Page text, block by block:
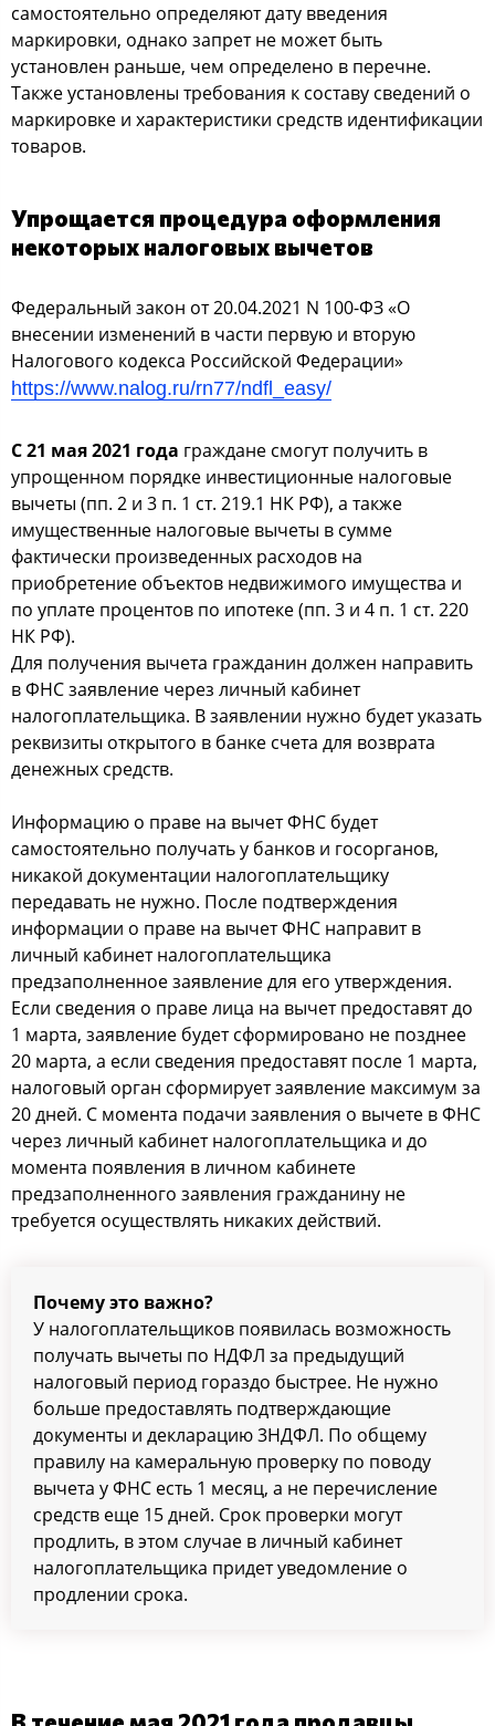
самостоятельно определяют дату введения
маркировки, однако запрет не может быть
установлен раньше, чем определено в перечне.
Также установлены требования к составу сведений о
маркировке и характеристики средств идентификации
товаров.
Упрощается процедура оформления
некоторых налоговых вычетов
Федеральный закон от 20.04.2021 N 100-ФЗ «О
внесении изменений в части первую и вторую
Налогового кодекса Российской Федерации»
https://www.nalog.ru/rn77/ndfl_easy/
С 21 мая 2021 года граждане смогут получить в
упрощенном порядке инвестиционные налоговые
вычеты (пп. 2 и 3 п. 1 ст. 219.1 НК РФ), а также
имущественные налоговые вычеты в сумме
фактически произведенных расходов на
приобретение объектов недвижимого имущества и
по уплате процентов по ипотеке (пп. 3 и 4 п. 1 ст. 220
НК РФ).
Для получения вычета гражданин должен направить
в ФНС заявление через личный кабинет
налогоплательщика. В заявлении нужно будет указать
реквизиты открытого в банке счета для возврата
денежных средств.
Информацию о праве на вычет ФНС будет
самостоятельно получать у банков и госорганов,
никакой документации налогоплательщику
передавать не нужно. После подтверждения
информации о праве на вычет ФНС направит в
личный кабинет налогоплательщика
предзаполненное заявление для его утверждения.
Если сведения о праве лица на вычет предоставят до
1 марта, заявление будет сформировано не позднее
20 марта, а если сведения предоставят после 1 марта,
налоговый орган сформирует заявление максимум за
20 дней. С момента подачи заявления о вычете в ФНС
через личный кабинет налогоплательщика и до
момента появления в личном кабинете
предзаполненного заявления гражданину не
требуется осуществлять никаких действий.
Почему это важно?
У налогоплательщиков появилась возможность
получать вычеты по НДФЛ за предыдущий
налоговый период гораздо быстрее. Не нужно
больше предоставлять подтверждающие
документы и декларацию 3НДФЛ. По общему
правилу на камеральную проверку по поводу
вычета у ФНС есть 1 месяц, а не перечисление
средств еще 15 дней. Срок проверки могут
продлить, в этом случае в личный кабинет
налогоплательщика придет уведомление о
продлении срока.